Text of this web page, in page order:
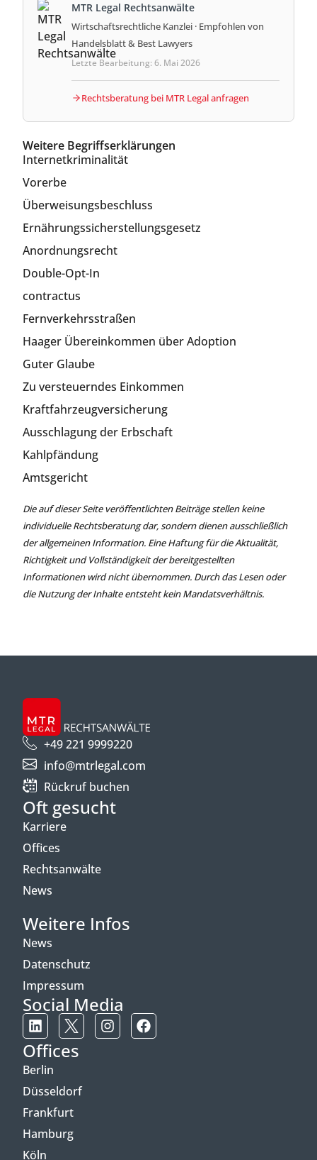
MTR Legal Rechtsanwälte
Wirtschaftsrechtliche Kanzlei · Empfohlen von
Handelsblatt & Best Lawyers
Letzte Bearbeitung: 6. Mai 2026
Rechtsberatung bei MTR Legal anfragen
Weitere Begriffserklärungen
Internetkriminalität
Vorerbe
Überweisungsbeschluss
Ernährungssicherstellungsgesetz
Anordnungsrecht
Double-Opt-In
contractus
Fernverkehrsstraßen
Haager Übereinkommen über Adoption
Guter Glaube
Zu versteuerndes Einkommen
Kraftfahrzeugversicherung
Ausschlagung der Erbschaft
Kahlpfändung
Amtsgericht
Die auf dieser Seite veröffentlichten Beiträge stellen keine
individuelle Rechtsberatung dar, sondern dienen ausschließlich
der allgemeinen Information. Eine Haftung für die Aktualität,
Richtigkeit und Vollständigkeit der bereitgestellten
Informationen wird nicht übernommen. Durch das Lesen oder
die Nutzung der Inhalte entsteht kein Mandatsverhältnis.
+49 221 9999220
info@mtrlegal.com
Rückruf buchen
Oft gesucht
Karriere
Offices
Rechtsanwälte
News
Weitere Infos
News
Datenschutz
Impressum
Social Media
Offices
Berlin
Düsseldorf
Frankfurt
Hamburg
Köln